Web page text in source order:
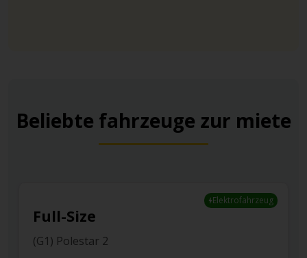
Beliebte fahrzeuge zur miete
Elektrofahrzeug
Full-Size
(G1) Polestar 2